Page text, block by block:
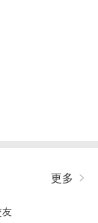
更多